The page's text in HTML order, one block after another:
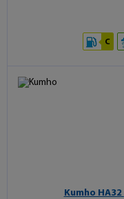
C
Kumho HA32